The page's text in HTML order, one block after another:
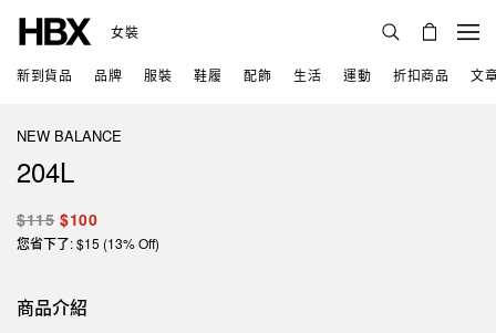
女裝
新到貨品 品牌 服裝 鞋履 配飾 生活 運動 折扣商品 文
NEW BALANCE
204L
$115 $100
您省下了: $15 (13% Off)
商品介紹